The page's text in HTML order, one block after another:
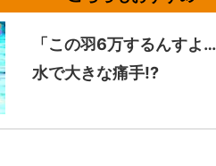
「この羽6万するんす
水で大きな痛手!?